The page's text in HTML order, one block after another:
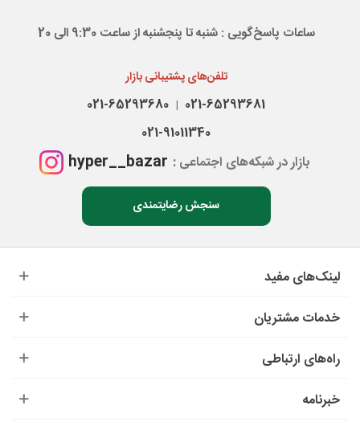
ساعات پاسخ‌گویی : شنبه تا پنجشنبه از ساعت 9:30 الی 20
تلفن‌های پشتیبانی بازار
021-65293681
|
021-65293680
021-91011340
بازار در شبکه‌های اجتماعی : hyper__bazar
سنجش رضایتمندی
لینک‌های مفید
خدمات مشتریان
راه‌های ارتباطی
خبرنامه